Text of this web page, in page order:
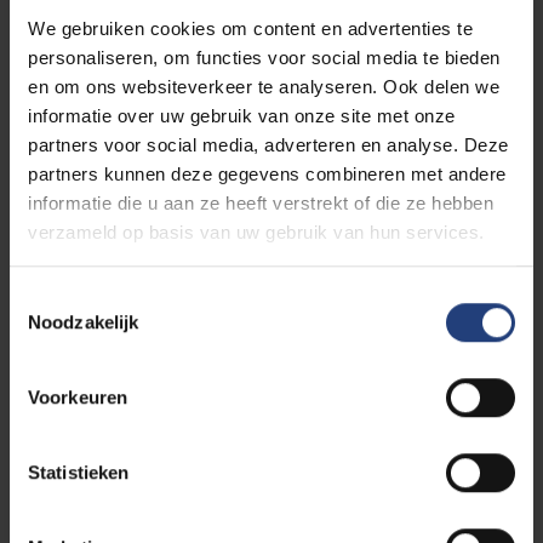
We gebruiken cookies om content en advertenties te
personaliseren, om functies voor social media te bieden
en om ons websiteverkeer te analyseren. Ook delen we
informatie over uw gebruik van onze site met onze
partners voor social media, adverteren en analyse. Deze
partners kunnen deze gegevens combineren met andere
informatie die u aan ze heeft verstrekt of die ze hebben
verzameld op basis van uw gebruik van hun services.
Noodzakelijk
Voorkeuren
Statistieken
afgesloten wanneer het maximaal aantal
inschrijvingen is bereikt. Dit kan zijn voor het einde
van de inschrijvingsperiode.
Jouw inschrijving is pas geldig na betaling van je
cursusgeld. Van zodra wij je betaling ontvangen
hebben, krijg je van ons een bevestigingsmail voor je
inschrijving.
VUB-student/-docent: 150 euro
Maximum aantal deelnemers